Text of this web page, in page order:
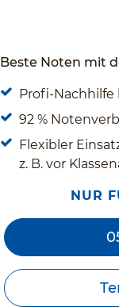
Beste Noten mit
Profi-Nachhilfe
92 %
Flexibler
z. B. vor
NUR